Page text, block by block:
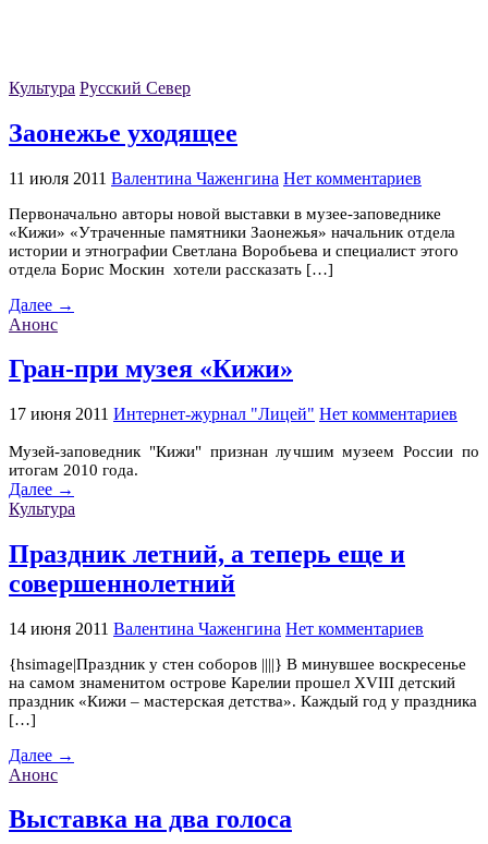
Культура Русский Север
Заонежье уходящее
11 июля 2011 Валентина Чаженгина Нет комментариев
Первоначально авторы новой выставки в музее-заповеднике
«Кижи» «Утраченные памятники Заонежья» начальник отдела
истории и этнографии Светлана Воробьева и специалист этого
отдела Борис Москин хотели рассказать […]
Далее →
Анонс
Гран-при музея «Кижи»
17 июня 2011 Интернет-журнал "Лицей" Нет комментариев
Музей-заповедник "Кижи" признан лучшим музеем России по
итогам 2010 года.
Далее →
Культура
Праздник летний, а теперь еще и
совершеннолетний
14 июня 2011 Валентина Чаженгина Нет комментариев
{hsimage|Праздник у стен соборов ||||} В минувшее воскресенье
на самом знаменитом острове Карелии прошел XVIII детский
праздник «Кижи – мастерская детства». Каждый год у праздника
[…]
Далее →
Анонс
Выставка на два голоса